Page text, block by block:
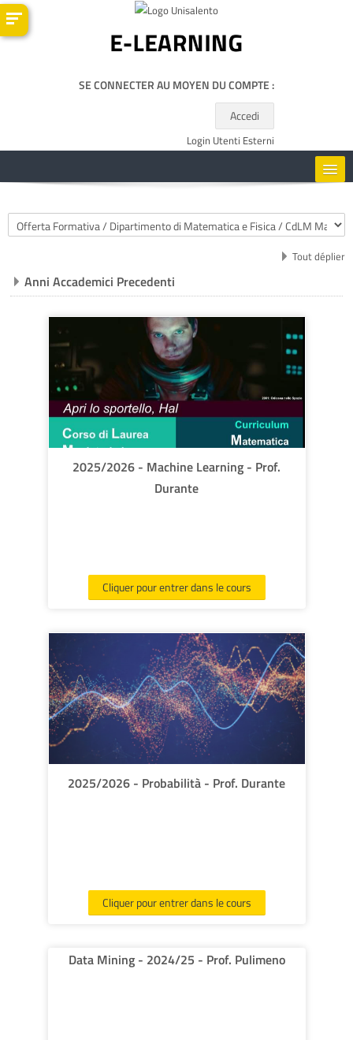
Passer au contenu principal
SE CONNECTER AU MOYEN DU COMPTE :
Accedi
Login Utenti Esterni
RISORSE UTILI
Rechercher
des
cours
Catégories de cours
Tout déplier
Anni Accademici Precedenti
2025/2026 - Machine Learning - Prof.
Durante
Cliquer pour entrer dans le cours
2025/2026 - Probabilità - Prof. Durante
Cliquer pour entrer dans le cours
Data Mining - 2024/25 - Prof. Pulimeno